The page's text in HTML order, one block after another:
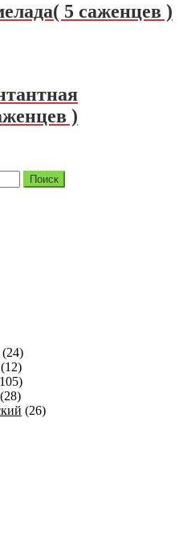
5 саженцев )
)
(24)
(12)
(28)
(26)